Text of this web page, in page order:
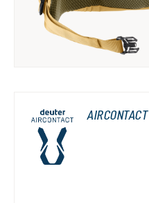
AIRCONTACT